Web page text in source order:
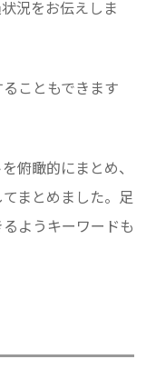
況をお伝えしま
こともできます
俯瞰的にまとめ、
まとめました。足
ようキーワードも